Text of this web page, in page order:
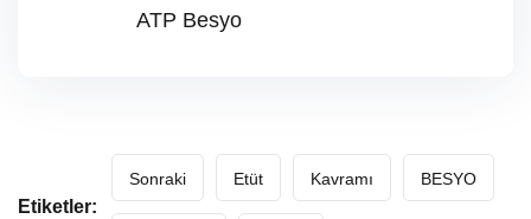
ATP Besyo
Etiketler:
Sonraki Etüt Kavramı BESYO